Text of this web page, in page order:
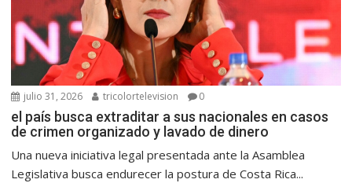
julio 31, 2026 tricolortelevision 0
el país busca extraditar a sus nacionales en casos
de crimen organizado y lavado de dinero
Una nueva iniciativa legal presentada ante la Asamblea
Legislativa busca endurecer la postura de Costa Rica...